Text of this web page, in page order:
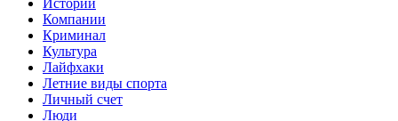
Компании
Криминал
Культура
Лайфхаки
Летние виды спорта
Личный счет
Люди